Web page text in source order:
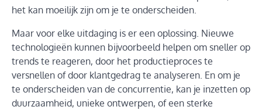
het kan moeilijk zijn om je te onderscheiden.
Maar voor elke uitdaging is er een oplossing. Nieuwe
technologieën kunnen bijvoorbeeld helpen om sneller op
trends te reageren, door het productieproces te
versnellen of door klantgedrag te analyseren. En om je
te onderscheiden van de concurrentie, kan je inzetten op
duurzaamheid, unieke ontwerpen, of een sterke